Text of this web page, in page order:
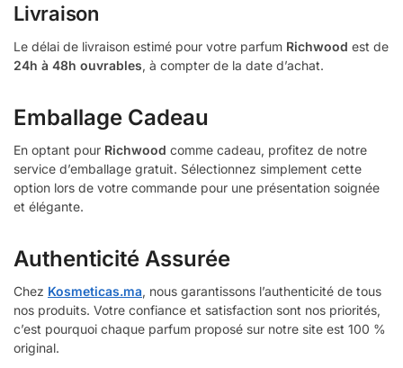
Livraison
Le délai de livraison estimé pour votre parfum Richwood est de
24h à 48h ouvrables, à compter de la date d’achat.
Emballage Cadeau
En optant pour Richwood comme cadeau, profitez de notre
service d’emballage gratuit. Sélectionnez simplement cette
option lors de votre commande pour une présentation soignée
et élégante.
Authenticité Assurée
Chez Kosmeticas.ma, nous garantissons l’authenticité de tous
nos produits. Votre confiance et satisfaction sont nos priorités,
c’est pourquoi chaque parfum proposé sur notre site est 100 %
original.